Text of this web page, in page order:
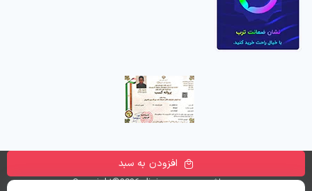
تمامی حقوق این وب سایت متعلق به فروشگاه اینترنتی دیجی پارسه
می باشد. Copyright©2026 digiparse.com
افزودن به سبد